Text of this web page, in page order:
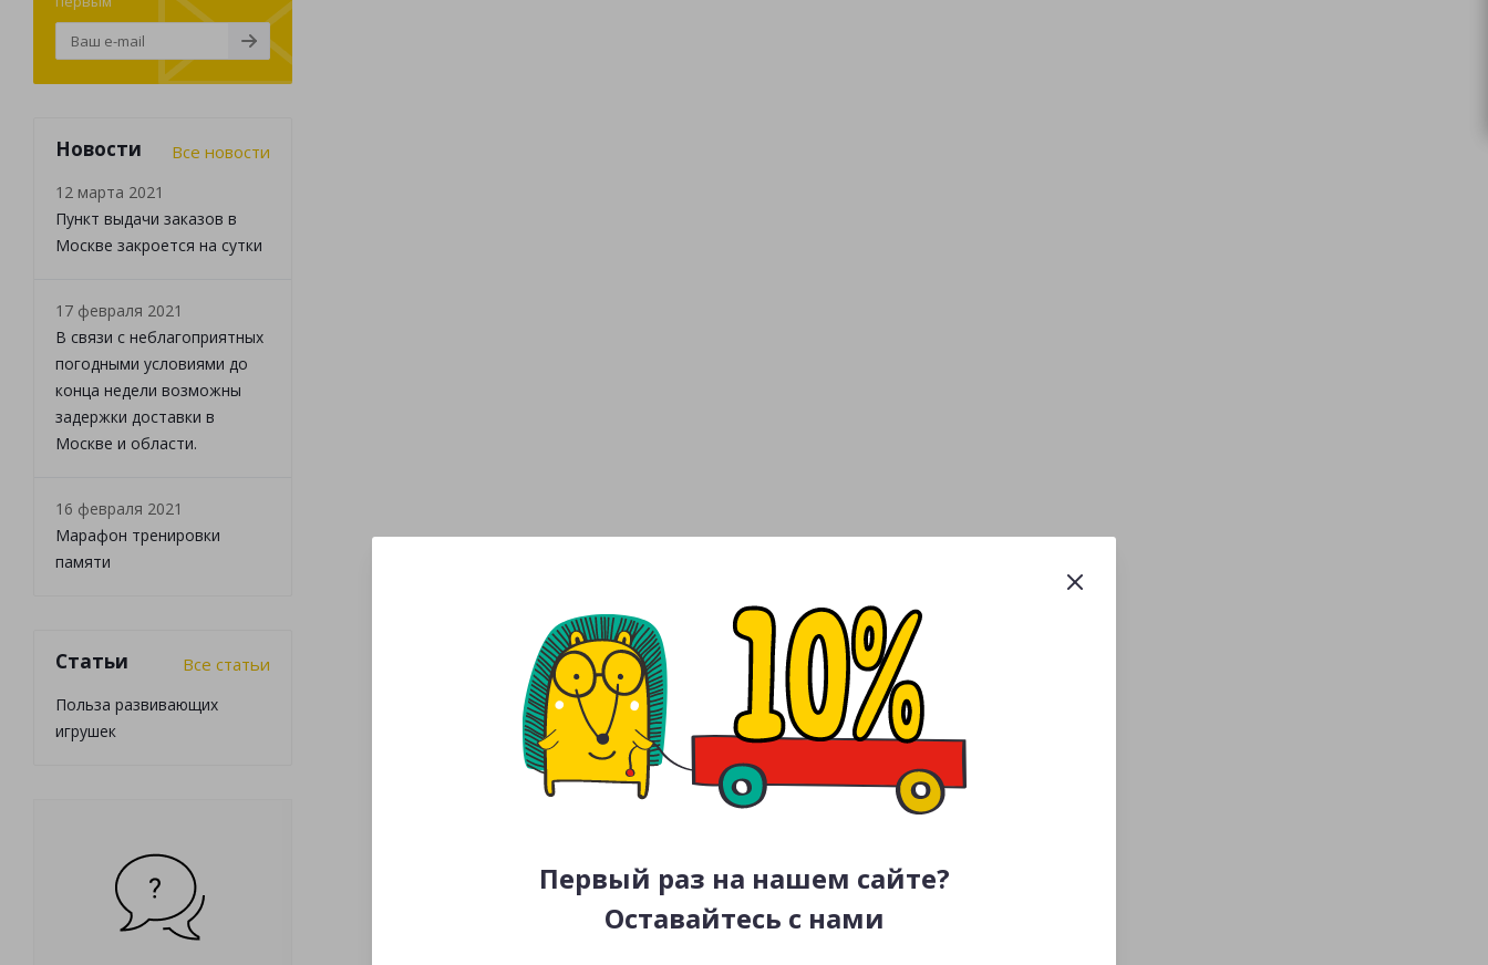
Первый раз на нашем сайте?
Оставайтесь с нами
Новости Все новости
12 марта 2021
Пункт выдачи заказов в
Москве закроется на сутки
17 февраля 2021
В связи с неблагоприятных
погодными условиями до
конца недели возможны
задержки доставки в
Москве и области.
16 февраля 2021
Марафон тренировки
памяти
Статьи Все статьи
Польза развивающих
игрушек